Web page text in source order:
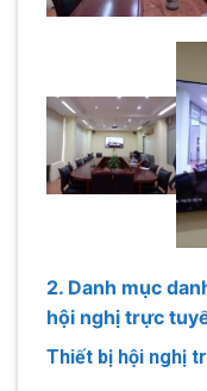
2. Danh mục
hội nghị trực
Thiết bị hội nghị